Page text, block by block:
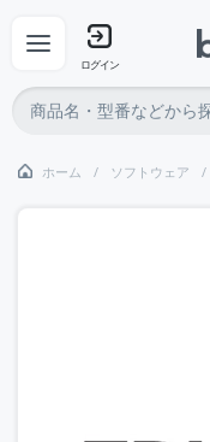
ログイン
ホーム ソフトウェア